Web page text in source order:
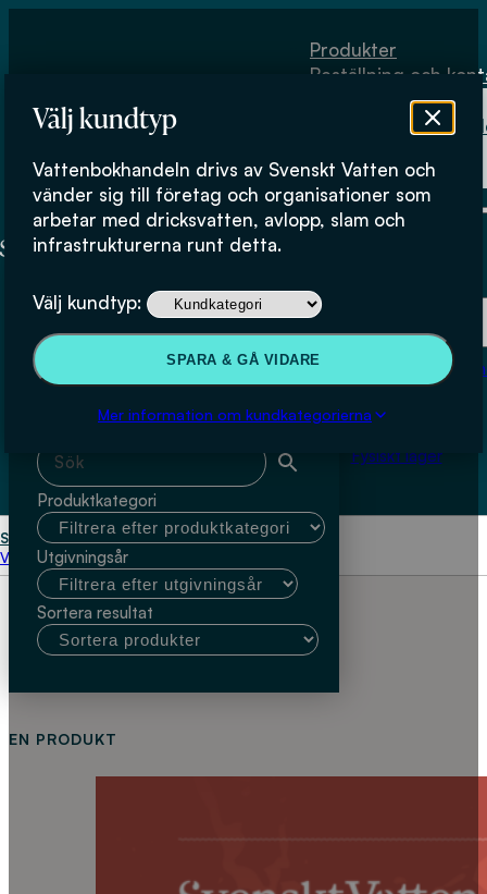
Välj kundtyp
Vattenbokhandeln drivs av Svenskt Vatten och
vänder sig till företag och organisationer som
arbetar med dricksvatten, avlopp, slam och
infrastrukturerna runt detta.
Välj kundtyp:
SPARA & GÅ VIDARE
Mer information om kundkategorierna
Produkter
Beställning och
Fysiskt lager
Beställning och kontakt
Om
Köpvillkor
Fysiskt lager
Start Alexander Betsholtz
Välj kundtyp
Alexander Betsholtz
Sök & filtrera
Sök med fritext
Produktkategori
Utgivningsår
Sortera resultat
EN PRODUKT